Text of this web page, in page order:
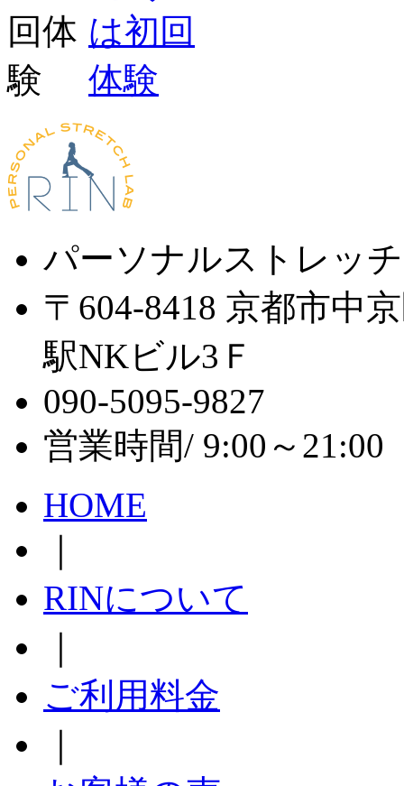
パーソナルストレッ
〒604-8418 京都市中
駅NKビル3Ｆ
090-5095-9827
営業時間/ 9:00～
HOME
RINについて
ご利用料金